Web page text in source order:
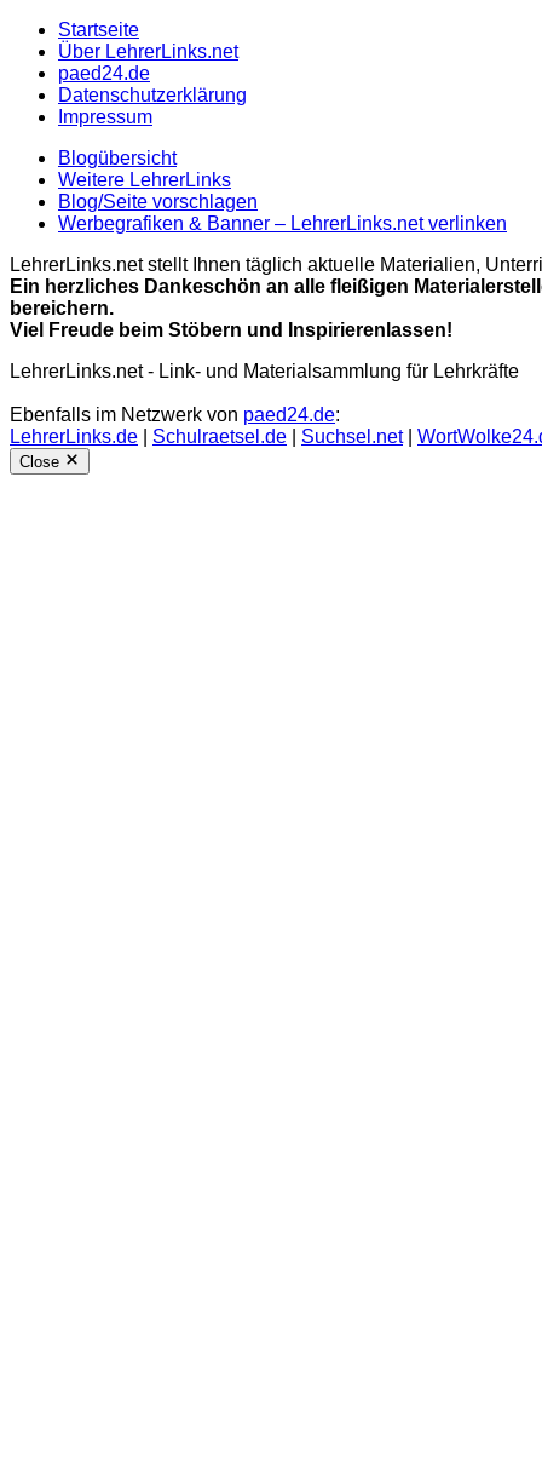
Startseite
Über LehrerLinks.net
paed24.de
Datenschutzerklärung
Impressum
Blogübersicht
Weitere LehrerLinks
Blog/Seite vorschlagen
Werbegrafiken & Banner – LehrerLinks.net verlinken
LehrerLinks.net stellt Ihnen täglich aktuelle Materialien,
Ein herzliches Dankeschön an alle fleißigen
bereichern.
Viel Freude beim Stöbern und Inspirierenlassen!
LehrerLinks.net - Link- und Materialsammlung für Lehrkräfte
Ebenfalls im Netzwerk von paed24.de:
LehrerLinks.de
Schulraetsel.de Suchsel.net|
Close